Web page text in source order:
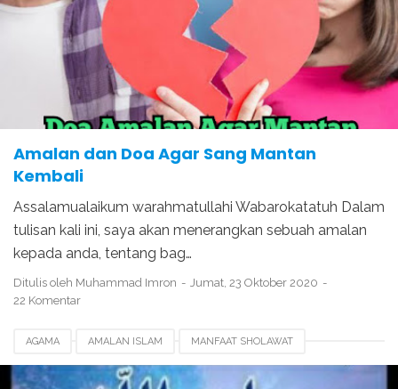
Amalan dan Doa Agar Sang Mantan
Kembali
Assalamualaikum warahmatullahi Wabarokatatuh Dalam
tulisan kali ini, saya akan menerangkan sebuah amalan
kepada anda, tentang bag…
Ditulis oleh Muhammad Imron
Jumat, 23 Oktober 2020
22 Komentar
AGAMA AMALAN ISLAM MANFAAT SHOLAWAT
SHOLAWAT JIBRIL UNTUK PEMBUKA RIZKI